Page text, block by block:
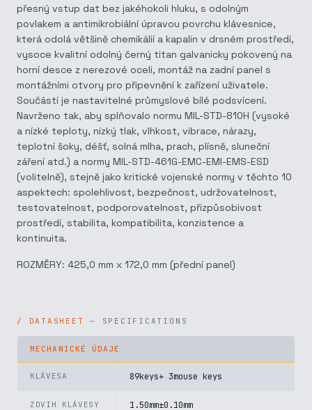
přesný vstup dat bez jakéhokoli hluku, s odolným
povlakem a antimikrobiální úpravou povrchu klávesnice,
která odolá většině chemikálií a kapalin v drsném prostředí,
vysoce kvalitní odolný černý titan galvanicky pokovený na
horní desce z nerezové oceli, montáž na zadní panel s
montážními otvory pro připevnění k zařízení uživatele.
Součástí je nastavitelné průmyslové bílé podsvícení.
Navrženo tak, aby splňovalo normu MIL-STD-810H (vysoké
a nízké teploty, nízký tlak, vlhkost, vibrace, nárazy,
teplotní šoky, déšť, solná mlha, prach, plísně, sluneční
záření atd.) a normy MIL-STD-461G-EMC-EMI-EMS-ESD
(volitelně), stejně jako kritické vojenské normy v těchto 10
aspektech: spolehlivost, bezpečnost, udržovatelnost,
testovatelnost, podporovatelnost, přizpůsobivost
prostředí, stabilita, kompatibilita, konzistence a
kontinuita.
ROZMĚRY: 425,0 mm x 172,0 mm (přední panel)
SPECIFICATIONS
MECHANICKÉ ÚDAJE
KLÁVESA 89keys+ 3mouse keys
ZDVIH KLÁVESY 1.50mm±0.10mm